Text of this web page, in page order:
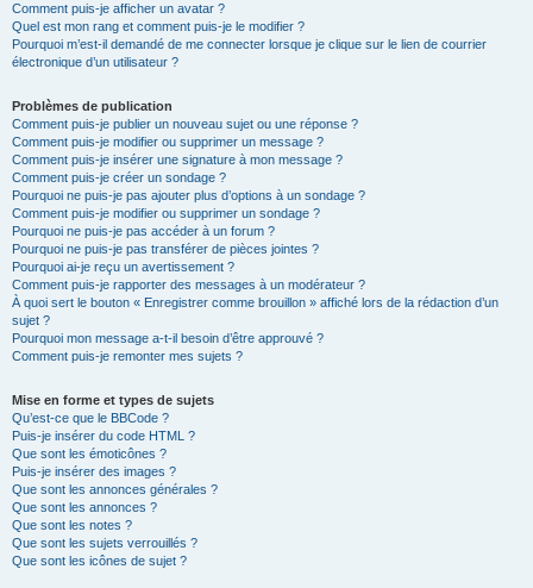
Comment puis-je afficher un avatar ?
Quel est mon rang et comment puis-je le modifier ?
Pourquoi m’est-il demandé de me connecter lorsque je clique sur le lien de courrier
électronique d’un utilisateur ?
Problèmes de publication
Comment puis-je publier un nouveau sujet ou une réponse ?
Comment puis-je modifier ou supprimer un message ?
Comment puis-je insérer une signature à mon message ?
Comment puis-je créer un sondage ?
Pourquoi ne puis-je pas ajouter plus d’options à un sondage ?
Comment puis-je modifier ou supprimer un sondage ?
Pourquoi ne puis-je pas accéder à un forum ?
Pourquoi ne puis-je pas transférer de pièces jointes ?
Pourquoi ai-je reçu un avertissement ?
Comment puis-je rapporter des messages à un modérateur ?
À quoi sert le bouton « Enregistrer comme brouillon » affiché lors de la rédaction d’un
sujet ?
Pourquoi mon message a-t-il besoin d’être approuvé ?
Comment puis-je remonter mes sujets ?
Mise en forme et types de sujets
Qu’est-ce que le BBCode ?
Puis-je insérer du code HTML ?
Que sont les émoticônes ?
Puis-je insérer des images ?
Que sont les annonces générales ?
Que sont les annonces ?
Que sont les notes ?
Que sont les sujets verrouillés ?
Que sont les icônes de sujet ?